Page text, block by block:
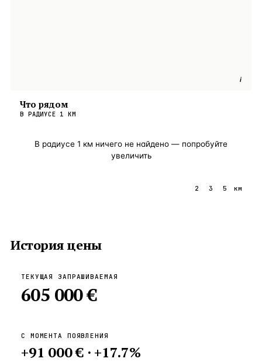
i
Что рядом
В РАДИУСЕ 1 КМ
В радиусе 1 км ничего не найдено — попробуйте
увеличить
2 3 5 км
История цены
ТЕКУЩАЯ ЗАПРАШИВАЕМАЯ
605 000 €
С МОМЕНТА ПОЯВЛЕНИЯ
+91 000 €· +17.7%